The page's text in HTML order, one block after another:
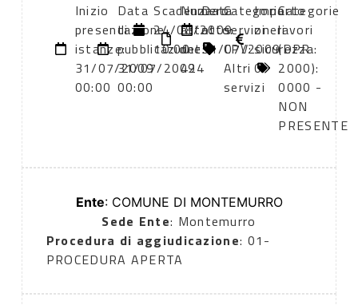
Inizio
presentazione
istanze:
31/07/2009
00:00
Data
di
pubblicazione:
31/07/2009
00:00
Scadenza:
24/08/2009
10:00
Numero
atto:
det.
424
Data
atto:
31/07/2009
Categoria
servizi
CPV:
Altri
servizi
Importo
oneri
sicurezza:
0
Categorie
lavori
(DPR
2000):
0000 -
NON
PRESENTE
Ente: COMUNE DI MONTEMURRO
Sede Ente: Montemurro
Procedura di aggiudicazione: 01-
PROCEDURA APERTA